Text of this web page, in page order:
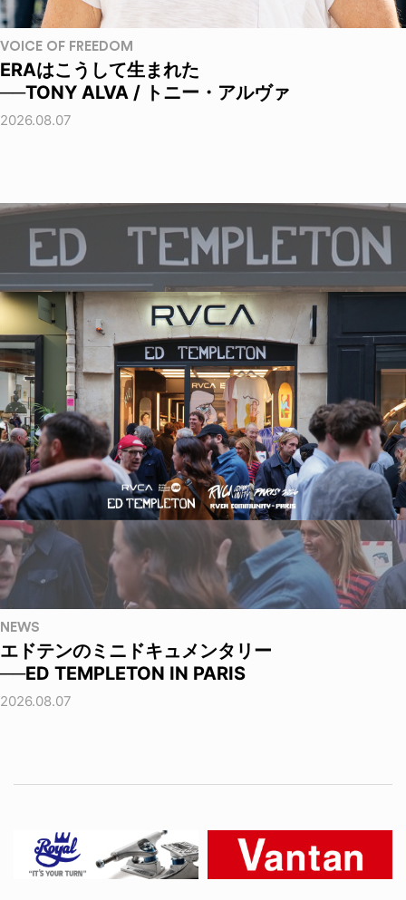
VOICE OF FREEDOM
ERAはこうして生まれた
──TONY ALVA / トニー・アルヴァ
2026.08.07
NEWS
エドテンのミニドキュメンタリー
──ED TEMPLETON IN PARIS
2026.08.07